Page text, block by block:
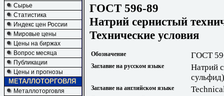
Сырье
Статистика
Индекс цен России
Мировые цены
Цены на биржах
Вопрос месяца
Публикации
Цены и прогнозы
МЕТАЛЛОТОРГОВЛЯ
Металлоторговля
ГОСТ 596-89
Натрий сернистый
Технические условия
Обозначение ГОСТ
Заглавие на русском языке
Натрий
Заглавие на английском языке